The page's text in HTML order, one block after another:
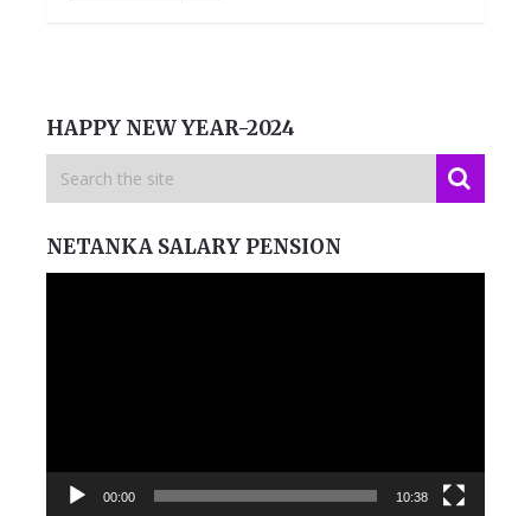
HAPPY NEW YEAR-2024
NETANKA SALARY PENSION
00:00 10:38